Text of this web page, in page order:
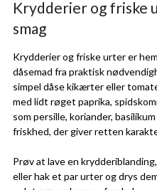
Krydderier og friske
smag
Krydderier og friske urter er
dåsemad fra praktisk
simpel dåse kikærter eller
med lidt røget paprika,
som persille, koriander,
friskhed, der giver retten
Prøv at lave en
eller hak et par urter og drys